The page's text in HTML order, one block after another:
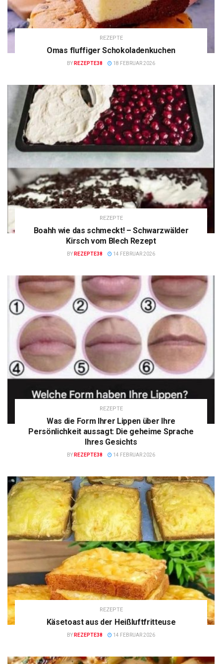
REZEPTE
Omas fluffiger Schokoladenkuchen
BY REZEPTE38 18 FEBRUAR 2026
REZEPTE
Boahh wie das schmeckt! – Schwarzwälder
Kirsch vom Blech Rezept
BY REZEPTE38 14 FEBRUAR 2026
REZEPTE
Was die Form Ihrer Lippen über Ihre
Persönlichkeit aussagt: Die geheime Sprache
Ihres Gesichts
BY REZEPTE38 14 FEBRUAR 2026
REZEPTE
Käsetoast aus der Heißluftfritteuse
BY REZEPTE38 14 FEBRUAR 2026